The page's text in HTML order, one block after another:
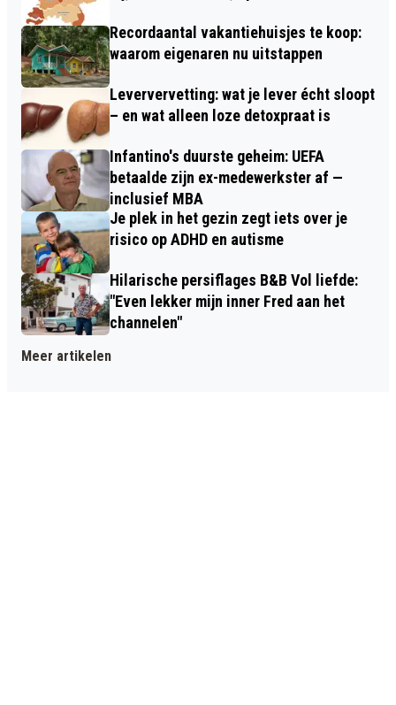
Recordaantal vakantiehuisjes te koop:
waarom eigenaren nu uitstappen
Leververvetting: wat je lever écht sloopt
– en wat alleen loze detoxpraat is
Infantino's duurste geheim: UEFA
betaalde zijn ex-medewerkster af —
inclusief MBA
Je plek in het gezin zegt iets over je
risico op ADHD en autisme
Hilarische persiflages B&B Vol liefde:
"Even lekker mijn inner Fred aan het
channelen"
Meer artikelen